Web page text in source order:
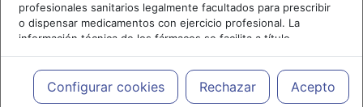
profesionales sanitarios legalmente facultados para prescribir
o dispensar medicamentos con ejercicio profesional. La
información técnica de los fármacos se facilita a título
meramente informativo, siendo responsabilidad de los
profesionales facultados prescribir medicamentos y decidir, en
cada caso concreto, el tratamiento más adecuado a las
necesidades del paciente.
Configurar cookies Rechazar Acepto